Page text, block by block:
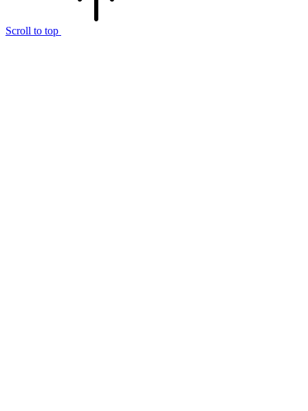
Scroll to top